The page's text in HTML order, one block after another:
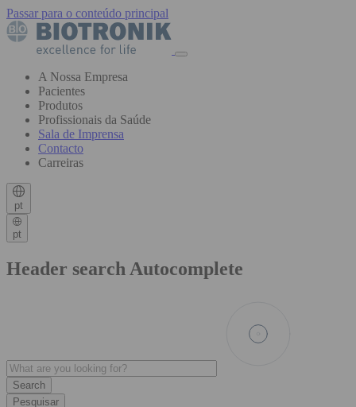
Passar para o conteúdo principal
A Nossa Empresa
Pacientes
Produtos
Profissionais da Saúde
Sala de Imprensa
Contacto
Carreiras
pt
pt
Header search Autocomplete
Pesquisar